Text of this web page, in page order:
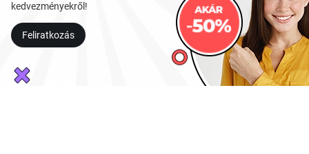
Érdekességek a parajdi sóról
Parajdi só rendelése
Ahol kapható
kedvezményekről!
Feliratkozás